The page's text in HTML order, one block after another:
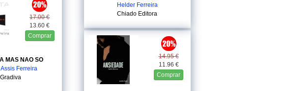
17.00 €
13.60 €
Comprar
MAS NAO SO
Assis Ferreira
Gradiva
Helder Ferreira
Chiado Editora
14.95 €
11.96 €
Comprar